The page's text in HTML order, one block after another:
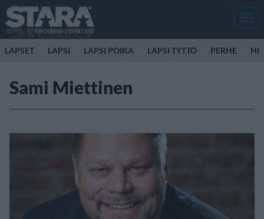
LAPSET LAPSI LAPSI POIKA LAPSI TYTTÖ PERHE
Sami Miettinen